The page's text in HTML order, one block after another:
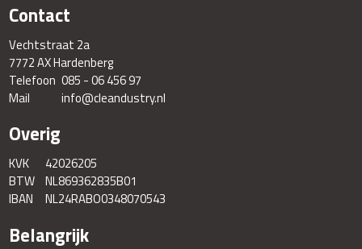
Contact
Vechtstraat 2a
7772 AX Hardenberg
Telefoon 085 - 06 456 97
Mail
info@cleandustry.nl
Overig
KVK
42026205
BTW NL869362835B01
IBAN
NL24RABO0348070543
Belangrijk